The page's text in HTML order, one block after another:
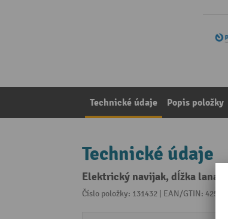
Technické údaje Popis položky
Technické údaje
Elektrický navijak, dĺžka lana
Číslo položky: 131432 | EAN/GTIN: